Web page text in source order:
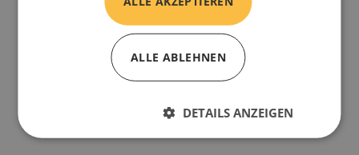
ALLE ABLEHNEN
DETAILS ANZEIGEN